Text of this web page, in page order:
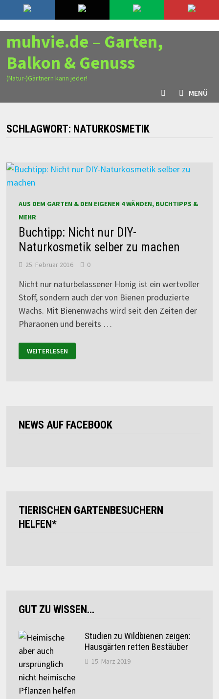
Zurück
zum
Inhalt
6. August 2026
muhvie.de – Garten,
Balkon & Genuss
(Natur-)Gärtnern kann jeder!
MENÜ
SCHLAGWORT: NATURKOSMETIK
AUS DEM GARTEN & DEN EIGENEN 4 WÄNDEN, BUCHTIPPS &
MEHR
Buchtipp: Nicht nur DIY-
Naturkosmetik selber zu machen
25. Februar 2016 0
Nicht nur naturbelassener Honig ist ein wertvoller
Stoff, sondern auch der von Bienen produzierte
Wachs. Mit Bienenwachs wird seit den Zeiten der
Pharaonen und bereits …
WEITERLESEN
NEWS AUF FACEBOOK
TIERISCHEN GARTENBESUCHERN
HELFEN*
GUT ZU WISSEN…
Studien zu Wildbienen zeigen:
Hausgärten retten Bestäuber
15. März 2019